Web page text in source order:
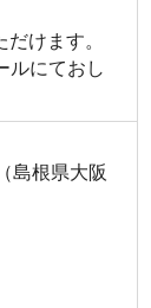
けます。
ルにておし
島根県大阪